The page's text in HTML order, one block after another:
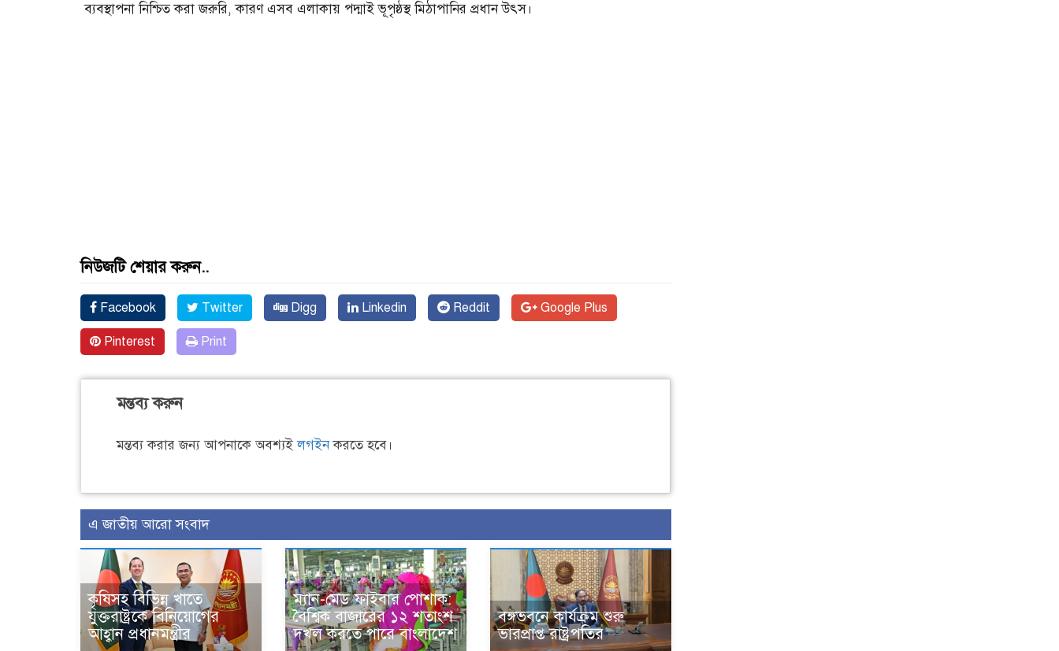
ব্যবস্থাপনা নিশ্চিত করা জরুরি, কারণ এসব এলাকায় পদ্মাই ভূপৃষ্ঠস্থ মিঠাপানির প্রধান উৎস।
নিউজটি শেয়ার করুন..
Facebook Twitter Digg Linkedin Reddit Google Plus
Pinterest Print
মন্তব্য করুন
মন্তব্য করার জন্য আপনাকে অবশ্যইলগইনকরতে হবে।
এ জাতীয় আরো সংবাদ
কৃষিসহ বিভিন্ন খাতে
যুক্তরাষ্ট্রকে বিনিয়োগের
আহ্বান প্রধানমন্ত্রীর
ম্যান-মেড ফাইবার পোশাক:
বৈশ্বিক বাজারের ১২ শতাংশ
দখল করতে পারে বাংলাদেশ
বঙ্গভবনে কার্যক্রম শুরু
ভারপ্রাপ্ত রাষ্ট্রপতির